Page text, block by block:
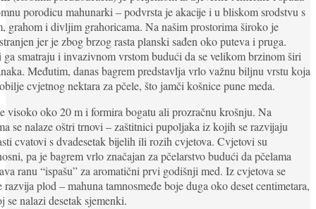
porodicu mahunarki – podvrsta je akacije i u bliskom srodstvu s
grahom i divljim grahoricama. Na našim prostorima široko je
jer je zbog brzog rasta planski sađen oko puteva i pruga.
smatraju i invazivnom vrstom budući da se velikom brzinom širi
Međutim, danas bagrem predstavlja vrlo važnu biljnu vrstu koja
cvjetnog nektara za pčele, što jamči košnice pune meda.
visoko oko 20 m i formira bogatu ali prozračnu krošnju. Na
se nalaze oštri trnovi – zaštitnici pupoljaka iz kojih se razvijaju
cvatovi s dvadesetak bijelih ili rozih cvjetova. Cvjetovi su
pa je bagrem vrlo značajan za pčelarstvo budući da pčelama
ranu “ispašu” za aromatični prvi godišnji med. Iz cvjetova se
razvija plod – mahuna tamnosmeđe boje duga oko deset centimetara,
se nalazi desetak sjemenki.